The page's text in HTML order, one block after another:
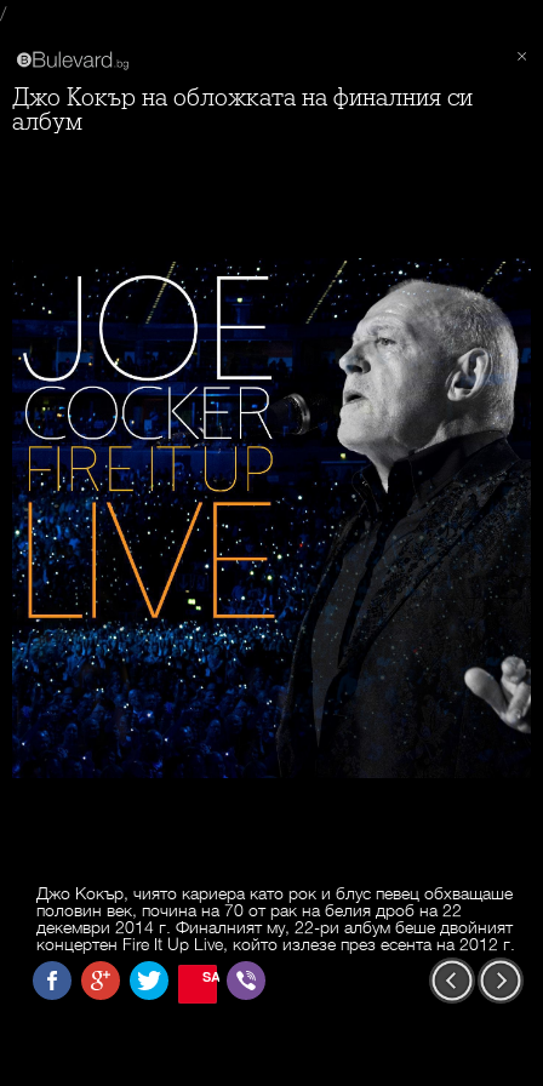
/
Джо Кокър на обложката на финалния си
албум
Джо Кокър, чиято кариера като рок и блус певец обхващаше
половин век, почина на 70 от рак на белия дроб на 22
декември 2014 г. Финалният му, 22-ри албум беше двойният
концертен Fire It Up Live, който излезе през есента на 2012 г.
SAVE